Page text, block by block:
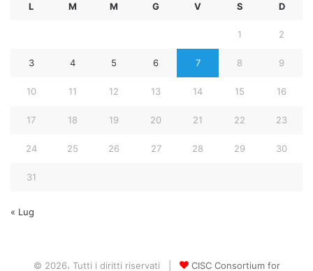
L M M G V S D
1 2
3 4 5 6 7 8 9
10 11 12 13 14 15 16
17 18 19 20 21 22 23
24 25 26 27 28 29 30
31
« Lug
© 2026، Tutti i diritti riservati | CISC Consortium for